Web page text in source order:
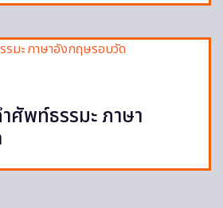
ศัพท์ธรรมะ ภาษา